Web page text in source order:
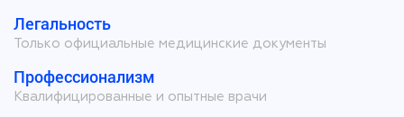
Легальность
Только официальные медицинские документы
Профессионализм
Квалифицированные и опытные врачи